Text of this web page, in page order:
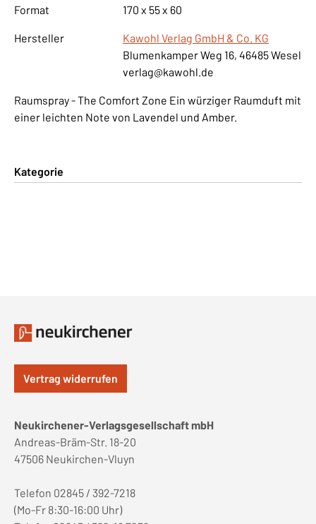
Format 170 x 55 x 60
Hersteller
Kawohl Verlag GmbH & Co. KG
Blumenkamper Weg 16, 46485 Wesel
verlag@kawohl.de
Raumspray - The Comfort Zone Ein würziger Raumduft mit
einer leichten Note von Lavendel und Amber.
Kategorie
Vertrag widerrufen
Neukirchener-Verlagsgesellschaft mbH
Andreas-Bräm-Str. 18-20
47506 Neukirchen-Vluyn
Telefon 02845 / 392-7218
(Mo-Fr 8:30-16:00 Uhr)